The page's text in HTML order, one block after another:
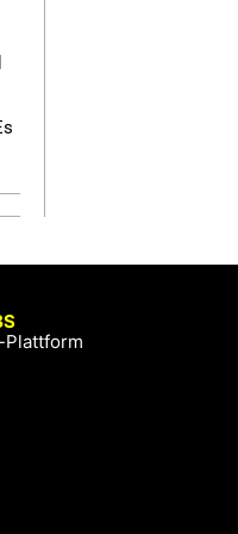
Plattform